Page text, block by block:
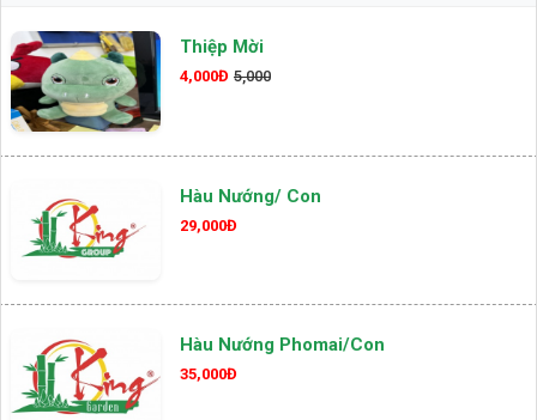
Thiệp Mời
4,000Đ 5,000
Hàu Nướng/ Con
29,000Đ
Hàu Nướng Phomai/con
35,000Đ